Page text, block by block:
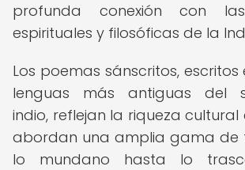
profunda conexión con
espirituales y filosóficas de la
Los poemas sánscritos,
lenguas más antiguas del
indio, reflejan la riqueza
abordan una amplia gama de
lo mundano hasta lo